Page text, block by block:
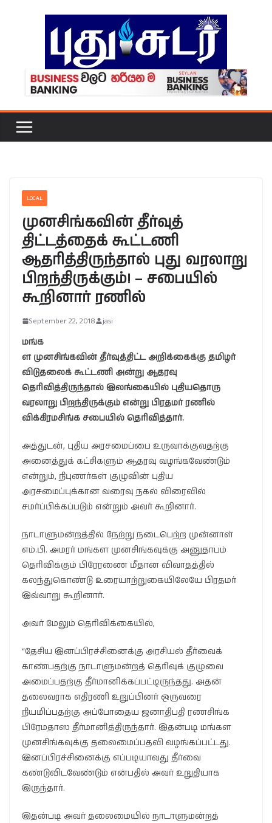
LOCAL
முனசிங்கவின் தீர்வுத்
திட்டத்தைக் கூட்டணி
ஆதரித்திருந்தால் புது வரலாறு
பிறந்திருக்கும்! – சபையில்
கூறினார் ரணில்
September 22, 2018 jasi
மங்க
ள முனசிங்கவின் தீர்வுத்திட்ட அறிக்கைக்கு தமிழர்
விடுதலைக் கூட்டணி அன்று ஆதரவு
தெரிவித்திருந்தால் இலங்கையில் புதியதொரு
வரலாறு பிறந்திருக்கும் என்று பிரதமர் ரணில்
விக்கிரமசிங்க சபையில் தெரிவித்தார்.
அத்துடன், புதிய அரசமைப்பை உருவாக்குவதற்கு
அனைத்துக் கட்சிகளும் ஆதரவு வழங்கவேண்டும்
என்றும், நிபுணர்கள் குழுவின் புதிய
அரசமைப்புக்கான வரைவு நகல் விரைவில்
சமர்ப்பிக்கப்படும் என்றும் அவர் கூறினார்.
நாடாளுமன்றத்தில் நேற்று நடைபெற்ற முன்னாள்
எம்.பி. அமரர் மங்கள முனசிங்கவுக்கு அனுதாபம்
தெரிவிக்கும் பிரேரணை மீதான விவாதத்தில்
கலந்துகொண்டு உரையாற்றுகையிலேயே பிரதமர்
இவ்வாறு கூறினார்.
அவர் மேலும் தெரிவிக்கையில்,
“தேசிய இனப்பிரச்சினைக்கு அரசியல் தீர்வைக்
காண்பதற்கு நாடாளுமன்றத் தெரிவுக் குழுவை
அமைப்பதற்கு தீர்மானிக்கப்பட்டிருந்தது. அதன்
தலைவராக எதிரணி உறுப்பினர் ஒருவரை
நியமிப்பதற்கு அப்போதைய ஜனாதிபதி ரணசிங்க
பிரேமதாஸ தீர்மானித்திருந்தார். இதன்படி மங்கள
முனசிங்கவுக்கு தலைமைப்பதவி வழங்கப்பட்டது.
இனப்பிரச்சினைக்கு எப்படியாவது தீர்வை
கண்டுவிடவேண்டும் என்பதில் அவர் உறுதியாக
இருந்தார்.
இதன்படி அவர் தலைமையில் நாடாளுமன்றத்